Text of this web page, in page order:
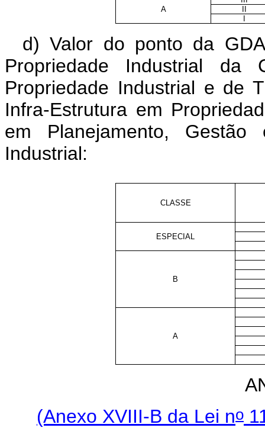
A
II
I
d) Valor do ponto da
Propriedade Industrial da
Propriedade Industrial e de
Infra-Estrutura em
em Planejamento, Gestão
Industrial:
CLASSE
ESPECIAL
B
A
(Anexo XVIII-B da Lei no